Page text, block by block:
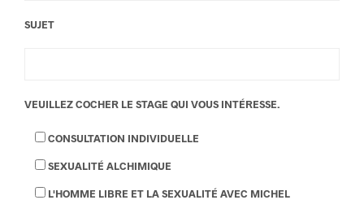
SUJET
VEUILLEZ COCHER LE STAGE QUI VOUS INTÉRESSE.
CONSULTATION INDIVIDUELLE
SEXUALITÉ ALCHIMIQUE
L'HOMME LIBRE ET LA SEXUALITÉ AVEC MICHEL